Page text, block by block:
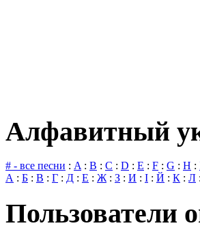
Алфавитный
# - все песни : A: B : C : D : E : F : G : H :
А : Б : В : Г : Д : Е : Ж: З : И : І : Й : К : Л :
Пользователи